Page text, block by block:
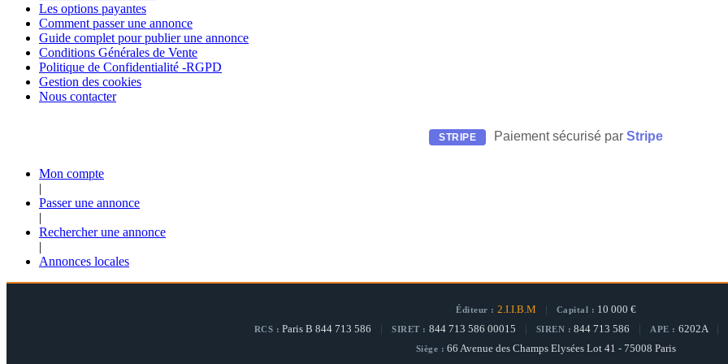
Les options payantes
Comment passer une annonce
Guide complet pour publier une annonce
Conditions Générales de Vente
Politique de Confidentialité -RGPD
Gestion des cookies
Nous contacter
STRIPE Paiement sécurisé par Stripe
Mon compte
|
Passer une annonce
|
Rechercher une annonce
|
Annonces locales
Éditeur : 2.I.I.B.M | Capital : 10 000 €
RCS : Paris B 844 713 586 | SIRET : 844 713 586 00015 | SIREN : 844 713 586 | APE : 6202A |
Siège : 66 Avenue des Champs Elysées Lot 41 - 75008 Paris